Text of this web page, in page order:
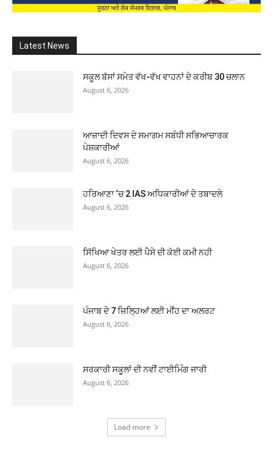
Latest News
ਸਕੂਲ ਬੱਸਾਂ ਸਮੇਤ ਵੱਖ-ਵੱਖ ਵਾਹਨਾਂ ਦੇ ਕਰੀਬ 30 ਚਲਾਨ
August 6, 2026
ਆਜ਼ਾਦੀ ਦਿਵਸ ਦੇ ਸਮਾਗਮ ਸਬੰਧੀ ਸਭਿਆਚਾਰਕ
ਪੇਸ਼ਕਾਰੀਆਂ
August 6, 2026
ਹਰਿਆਣਾ ‘ਚ 2 IAS ਅਧਿਕਾਰੀਆਂ ਦੇ ਤਬਾਦਲੇ
August 6, 2026
ਸਿੱਖਿਆ ਖੇਤਰ ਲਈ ਪੈਸੇ ਦੀ ਕੋਈ ਕਮੀ ਨਹੀ
August 6, 2026
ਪੰਜਾਬ ਦੇ 7 ਜ਼ਿਲ੍ਹਿਆਂ ਲਈ ਮੀਂਹ ਦਾ ਅਲਰਟ
August 6, 2026
ਸਰਕਾਰੀ ਸਕੂਲਾਂ ਦੀ ਨਵੀਂ ਟਾਈਮਿੰਗ ਜਾਰੀ
August 6, 2026
Load more